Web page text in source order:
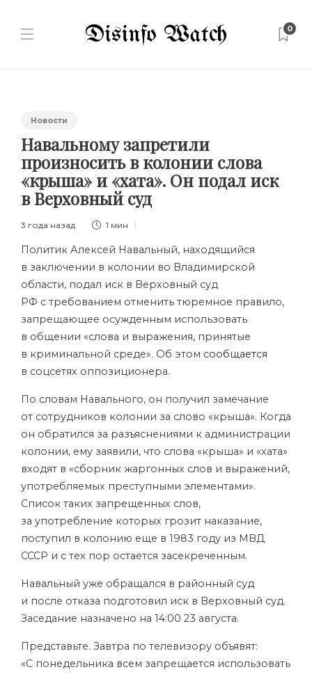
0
Новости
Навальному запретили
произносить в колонии слова
«крыша» и «хата». Он подал иск
в Верховный суд
3 года назад 1 мин
Политик Алексей Навальный, находящийся
в заключении в колонии во Владимирской
области, подал иск в Верховный суд
РФ с требованием отменить тюремное правило,
запрещающее осужденным использовать
в общении «слова и выражения, принятые
в криминальной среде». Об этом сообщается
в соцсетях оппозиционера.
По словам Навального, он получил замечание
от сотрудников колонии за слово «крыша». Когда
он обратился за разъяснениями к администрации
колонии, ему заявили, что слова «крыша» и «хата»
входят в «сборник жаргонных слов и выражений,
употребляемых преступными элементами».
Список таких запрещенных слов,
за употребление которых грозит наказание,
поступил в колонию еще в 1983 году из МВД
СССР и с тех пор остается засекреченным.
Навальный уже обращался в районный суд
и после отказа подготовил иск в Верховный суд.
Заседание назначено на 14:00 23 августа.
Представьте. Завтра по телевизору объявят:
«С понедельника всем запрещается использовать